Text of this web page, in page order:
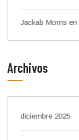
Jackab Morns en
Archivos
diciembre 2025